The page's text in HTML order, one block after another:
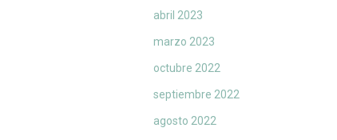
abril 2023
marzo 2023
octubre 2022
septiembre 2022
agosto 2022